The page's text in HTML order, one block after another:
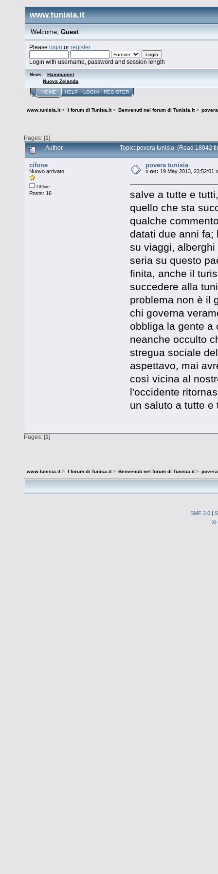
www.tunisia.it
Welcome, Guest
Pleaselogin orregister.
Login with username, password and session length
News:
Hammamet
Nuova Zelanda
HOME HELP LOGIN REGISTER
www.tunisia.it> I forum di Tunisa.it> Benvenuti nel forum di Tunisia.it>
Pages: [1]
Author Topic: povera tunisia (Read 18042
cifone
Nuovo arrivato
Offline
Posts: 16
povera tunisia
«on: 19 May 2013, 23:52:01
salve a tutte e
quello che sta
qualche
datati due anni fa;
su viaggi,
seria su questo
finita, anche il
succedere alla
problema non è il
chi governa
obbliga la gente a
neanche occulto
stregua sociale
aspettavo, mai
così vicina al
l'occidente
un saluto a tutte e
Pages: [1]
www.tunisia.it> I forum di Tunisa.it> Benvenuti nel forum di Tunisia.it>
SMF 2.0 |